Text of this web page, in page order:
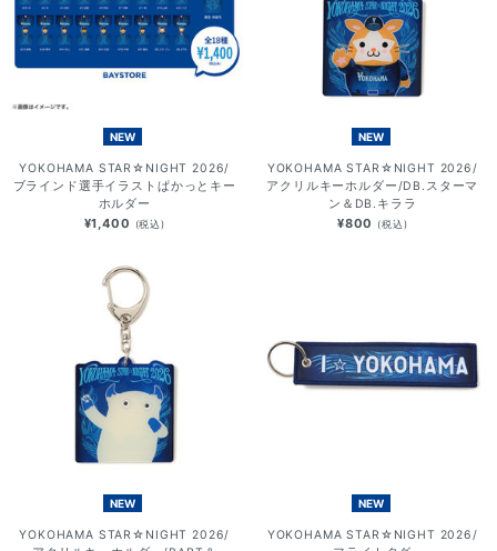
NEW
YOKOHAMA STAR☆NIGHT 2026/
ブラインド選手イラストぱかっとキー
ホルダー
¥1,400 (税込)
NEW
YOKOHAMA STAR☆NIGHT 2026/
アクリルキーホルダー/DB.スターマ
ン＆DB.キララ
¥800 (税込)
NEW
YOKOHAMA STAR☆NIGHT 2026/
NEW
YOKOHAMA STAR☆NIGHT 2026/